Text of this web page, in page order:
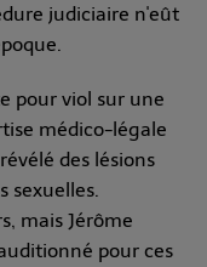
judiciaire n'eût
pour viol sur une
médico-légale
des lésions
sexuelles.
mais Jérôme
pour ces